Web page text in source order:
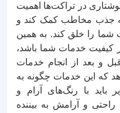
در تراکت‌ها اهمیت
به جذب مخاطب کمک کند و
را خلق کند. به همین
کیفیت خدمات شما باشد،
و بعد از انجام خدمات
که این خدمات چگونه به
باید با رنگ‌های آرام و
و آرامش به بیننده